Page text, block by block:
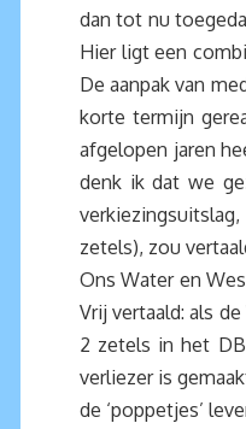
dan tot nu
Hier ligt een
De aanpak van
korte termijn
afgelopen jaren
denk ik dat we
zetels), zou
Ons Water en
Vrij vertaald: als
2 zetels in het
verliezer is
de ‘poppetjes’